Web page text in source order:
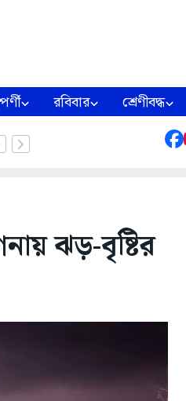
রবিবার শ্রেণীবদ্ধ
ঝড়-বৃষ্টির